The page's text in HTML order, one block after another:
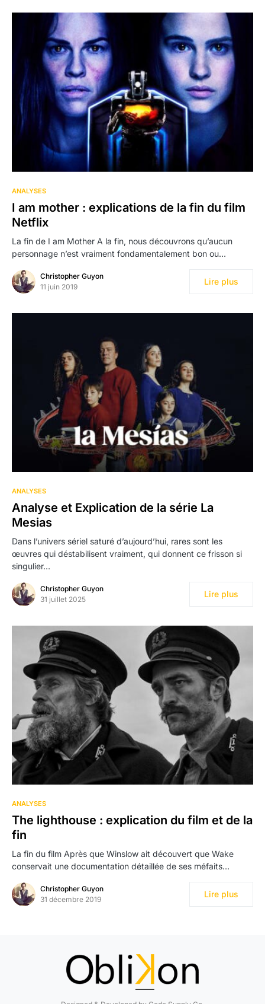
ANALYSES
I am mother : explications de la fin du film
Netflix
La fin de I am Mother A la fin, nous découvrons qu’aucun
personnage n’est vraiment fondamentalement bon ou…
Christopher Guyon
11 juin 2019
Lire plus
ANALYSES
Analyse et Explication de la série La
Mesias
Dans l’univers sériel saturé d’aujourd’hui, rares sont les
œuvres qui déstabilisent vraiment, qui donnent ce frisson si
singulier…
Christopher Guyon
31 juillet 2025
Lire plus
ANALYSES
The lighthouse : explication du film et de la
fin
La fin du film Après que Winslow ait découvert que Wake
conservait une documentation détaillée de ses méfaits…
Christopher Guyon
31 décembre 2019
Lire plus